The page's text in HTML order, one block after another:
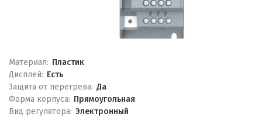
Материал: Пластик
Дисплей: Есть
Защита от перегрева: Да
Форма корпуса: Прямоугольная
Вид регулятора: Электронный